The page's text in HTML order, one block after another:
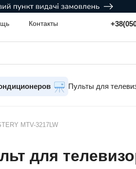
Контакты
Пульты для
MTV-3217LW
для